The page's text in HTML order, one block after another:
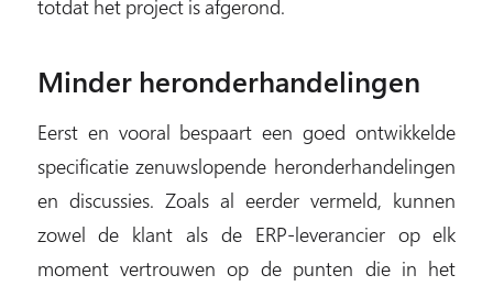
totdat het project is afgerond.
Minder heronderhandelingen
Eerst en vooral bespaart een goed ontwikkelde
specificatie zenuwslopende heronderhandelingen
en discussies. Zoals al eerder vermeld, kunnen
zowel de klant als de ERP-leverancier op elk
moment vertrouwen op de punten die in het